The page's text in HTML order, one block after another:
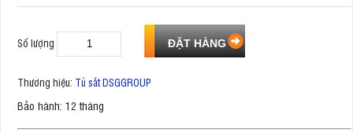
Số lượng
Thương hiệu: Tủ sắt DSGGROUP
Bảo hành: 12 tháng